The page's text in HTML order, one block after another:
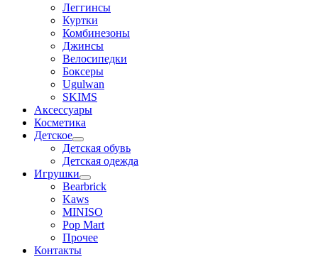
Леггинсы
Куртки
Комбинезоны
Джинсы
Велосипедки
Боксеры
Ugulwan
SKIMS
Аксессуары
Косметика
Детское
Детская обувь
Детская одежда
Игрушки
Bearbrick
Kaws
MINISO
Pop Mart
Прочее
Контакты